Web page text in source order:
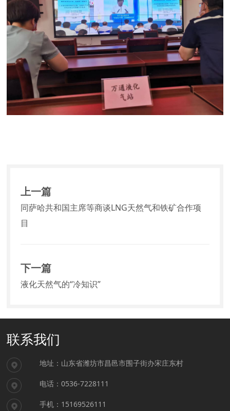
上一篇
同萨哈共和国主席等商谈LNG天然气和铁矿合作项
目
下一篇
液化天然气的“冷知识”
联系我们
地址：山东省潍坊市昌邑市围子街办宋庄东村
电话：0536-7228111
手机：15169526111